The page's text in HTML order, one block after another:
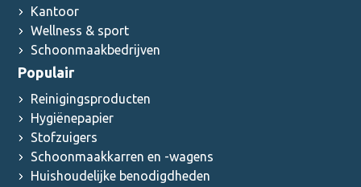
Kantoor
Wellness & sport
Schoonmaakbedrijven
Populair
Reinigingsproducten
Hygiënepapier
Stofzuigers
Schoonmaakkarren en -wagens
Huishoudelijke benodigdheden